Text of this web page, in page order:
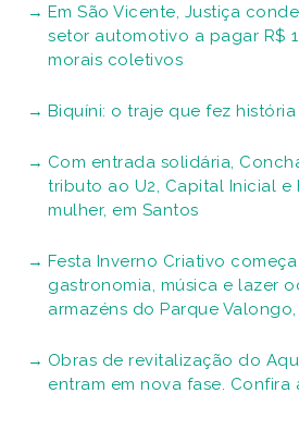
Em São Vicente, Justiça
setor automotivo a pagar R$
morais coletivos
Biquíni: o traje que fez história
Com entrada solidária,
tributo ao U2, Capital Inicial e
mulher, em Santos
Festa Inverno Criativo
gastronomia, música e lazer
armazéns do Parque
Obras de revitalização do
entram em nova fase. Confira